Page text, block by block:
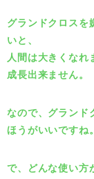
グランドクロスを
いと、
人間は大きくなれ
成長出来ません。
なので、グランド
ほうがいいですね。
で、どんな使い方